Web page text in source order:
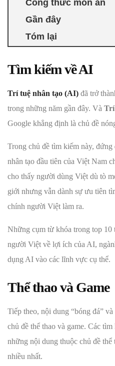
Công thức món ăn
Gần đây
Tóm lại
Tìm kiếm về AI
Trí tuệ nhân tạo (AI) đã trở
trong những năm gần đây. Và Trí
Google khẳng định là chủ đề
Trong chủ đề tìm kiếm này,
nhân tạo đầu tiên của Việt Nam
cho thấy người dùng Việt dù tò
giới nhưng vẫn dành sự ưu tiên
chính người Việt làm ra.
Những cụm từ khóa trong top 10
người Việt về lợi ích của AI,
dụng AI vào các lĩnh vực cụ thể.
Thể thao và Game
Tiếp theo, nội dung “bóng đá”
chủ đề thể thao và game. Các
những nội dung thuộc chủ đề
nhiều nhất.